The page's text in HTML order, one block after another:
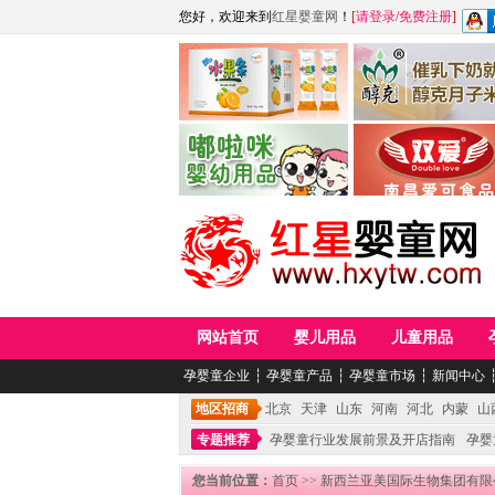
您好，欢迎来到 红星婴童网 ！ [请登录/免费注册]
江西麦嘟嘟食品有限公司
青岛嘟啦咪婴幼儿用品公司
江西醇之客月子米
网站首页 婴儿用品 儿童用品
孕婴童企业 ┆ 孕婴童产品 ┆ 孕婴童市场 ┆ 新闻中心
地区招商 北京 天津 山东 河南 河北 内蒙
山
专题推荐
孕婴童行业发展前景及开店指南 孕
您当前位置： 首页 >> 新西兰亚美国际生物集团有